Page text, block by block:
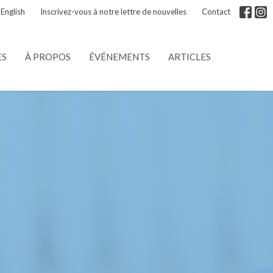
English Inscrivez-vous à notre lettre de nouvelles Contact
À PROPOS ÉVÉNEMENTS ARTICLES